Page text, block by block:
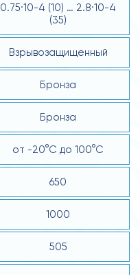
0.75·10-4 (10) … 2.8·10-4
(35)
Взрывозащищенный
Бронза
Бронза
от -20°С до 100°С
650
1000
505